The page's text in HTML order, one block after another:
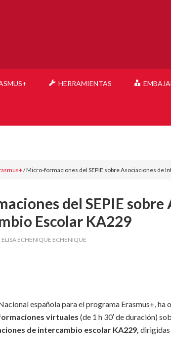
HERRAMIENTAS
/Micro-formaciones del SEPIE sobre Asociaciones de
del SEPIE sobre
Escolar KA229
ELISA ECHENIQUE ECHENIQUE
española para el programa Erasmus+,
virtuales (de 1 h 30′ de duración)
de intercambio escolar KA229, dirigidas